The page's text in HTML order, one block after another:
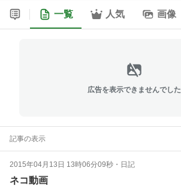
一覧 人気 画像
広告を表示できませんでした
記事の表示
2015年04月13日 13時06分09秒 ・ 日記
ネコ動画